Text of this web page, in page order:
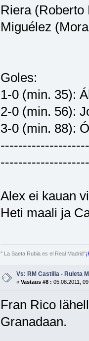
Riera (Roberto
Miguélez
Goles:
1-0 (min. 35):
2-0 (min. 56):
3-0 (min. 88):
--------------------
Alex ei kauan
Heti maali ja
" La Saeta Rubia es el Real Madrid"
Vs: RM Castilla - Ruleta
« Vastaus #8 : 05.08.2011,
Fran Rico
Granadaan.